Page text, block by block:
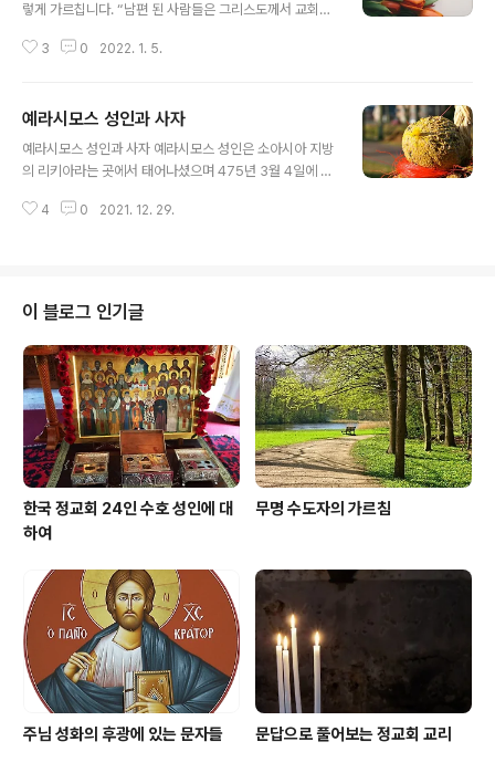
렇게 가르칩니다. “남편 된 사람들은 그리스도께서 교회를
하십시오.”(에페소 5,31) 남편은 아내를 사랑하며, 함께 있
동으로도 보여 주어야 합니다. 친구들보다도 아내를 더 기
쁘게 해주려는 노력이 우선되어야 하며, 자식들보다 아내
를 더 사랑해 주어야 합니다. 자식들을 사랑하는 것도 아이
니다. 아내가 선한 일을 했을 경우에는 잊지 않고 칭찬해 주
3 0 2022. 1. 5.
예라시모스 성인과 사자
예라시모스 성인과 사자 예라시모스 성인은 소아시아 지방
의 리키아라는 곳에서 태어나셨으며 475년 3월 4일에 안
㎞ 떨어진 곳에서 수행하던 시절에 일어났던 사건입니다.
이 박혀 있었고 상처는 곪아 퉁퉁 부어 있었습니다. 예라시
모스 성인은 사자의 발에서 칼날을 빼내고 고름을 짜낸 뒤
상처를 소독해 주고는 자신의 옷을 찢어 사자의 발을 싸매
주었습니다. 그런데 상처가 다 나은 후에도 사자는 예라시
모스 성인을 떠나지 않고 그분이 가는 곳마다 쫓아다녔습
니다. 성인은 사자가 은혜를 아는 것을 보고는..
4 0 2021. 12. 29.
이 블로그 인기글
한국 정교회 24인 수호 성인에 대
하여
무명 수도자의 가르침
주님 성화의 후광에 있는 문자들 문답으로 풀어보는 정교회 교리